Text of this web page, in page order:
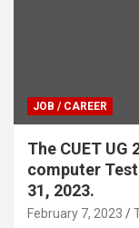
JOB / CAREER
The CUET
computer
31, 2023.
February 7, 2023